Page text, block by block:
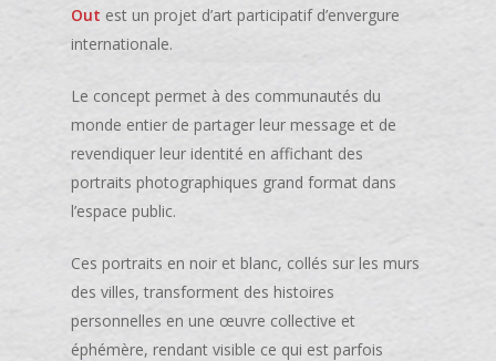
Out est un projet d’art participatif d’envergure
internationale.
Le concept permet à des communautés du
monde entier de partager leur message et de
revendiquer leur identité en affichant des
portraits photographiques grand format dans
l’espace public.
Ces portraits en noir et blanc, collés sur les murs
des villes, transforment des histoires
personnelles en une œuvre collective et
éphémère, rendant visible ce qui est parfois